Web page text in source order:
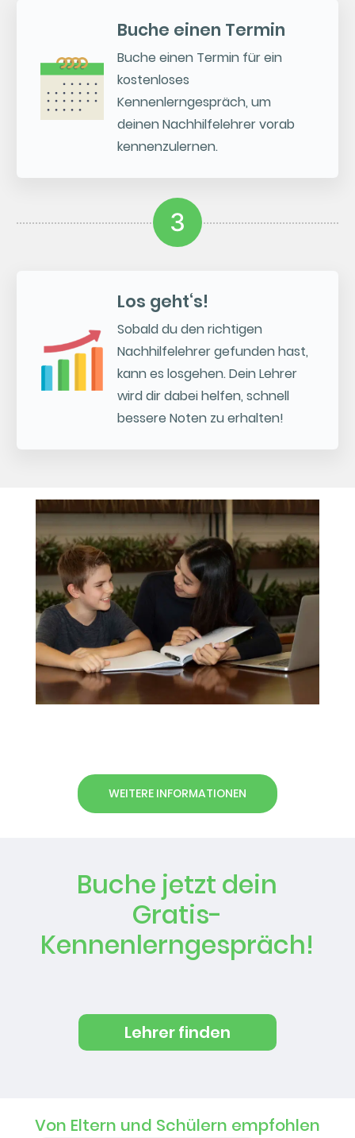
Buche einen Termin
Buche einen Termin für ein
kostenloses
Kennenlerngespräch, um
deinen Nachhilfelehrer vorab
kennenzulernen.
3
Los geht‘s!
Sobald du den richtigen
Nachhilfelehrer gefunden hast,
kann es losgehen. Dein Lehrer
wird dir dabei helfen, schnell
bessere Noten zu erhalten!
WEITERE INFORMATIONEN
Buche jetzt dein
Gratis-
Kennenlerngespräch!
Lehrer finden
Von Eltern und Schülern empfohlen